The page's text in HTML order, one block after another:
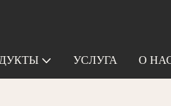
УСЛУГА О